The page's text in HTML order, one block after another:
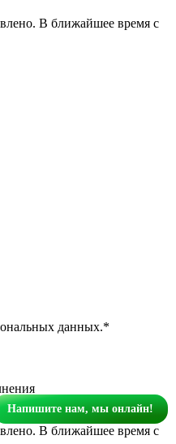
В ближайшее время с
данных.*
В ближайшее время с
Напишите нам, мы онлайн!